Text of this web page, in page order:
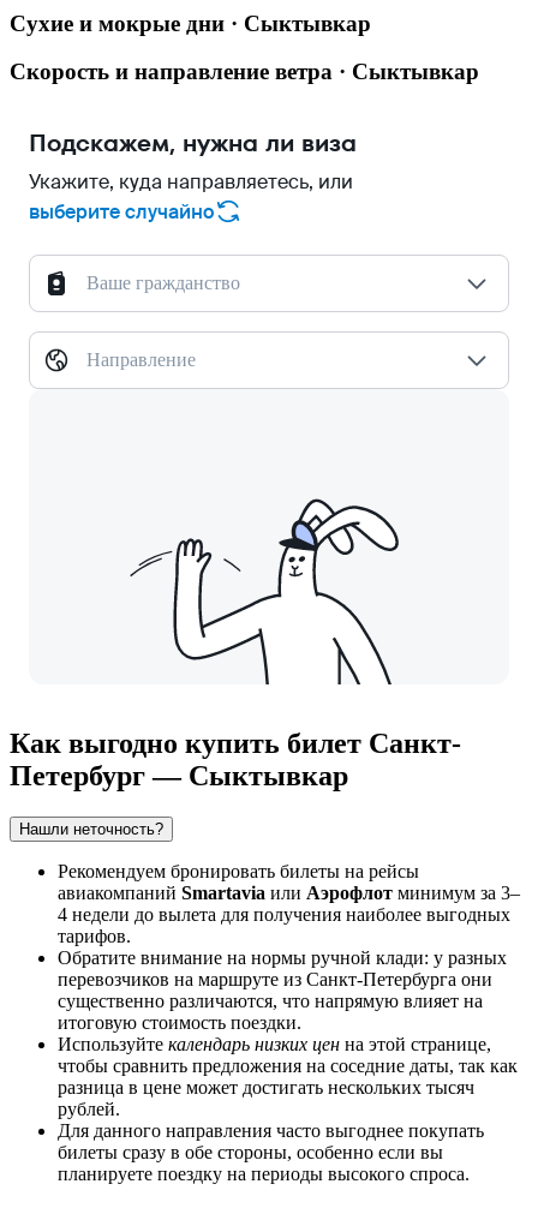
Сухие и мокрые дни · Сыктывкар
Скорость и направление ветра · Сыктывкар
Подскажем, нужна ли виза
Укажите, куда направляетесь, или
выберите случайно
Ваше гражданство
Направление
Как выгодно купить билет Санкт-
Петербург — Сыктывкар
Нашли неточность?
Рекомендуем бронировать билеты на рейсы
авиакомпаний Smartavia или Аэрофлот минимум за 3–
4 недели до вылета для получения наиболее выгодных
тарифов.
Обратите внимание на нормы ручной клади: у разных
перевозчиков на маршруте из Санкт-Петербурга они
существенно различаются, что напрямую влияет на
итоговую стоимость поездки.
Используйте календарь низких цен на этой странице,
чтобы сравнить предложения на соседние даты, так как
разница в цене может достигать нескольких тысяч
рублей.
Для данного направления часто выгоднее покупать
билеты сразу в обе стороны, особенно если вы
планируете поездку на периоды высокого спроса.